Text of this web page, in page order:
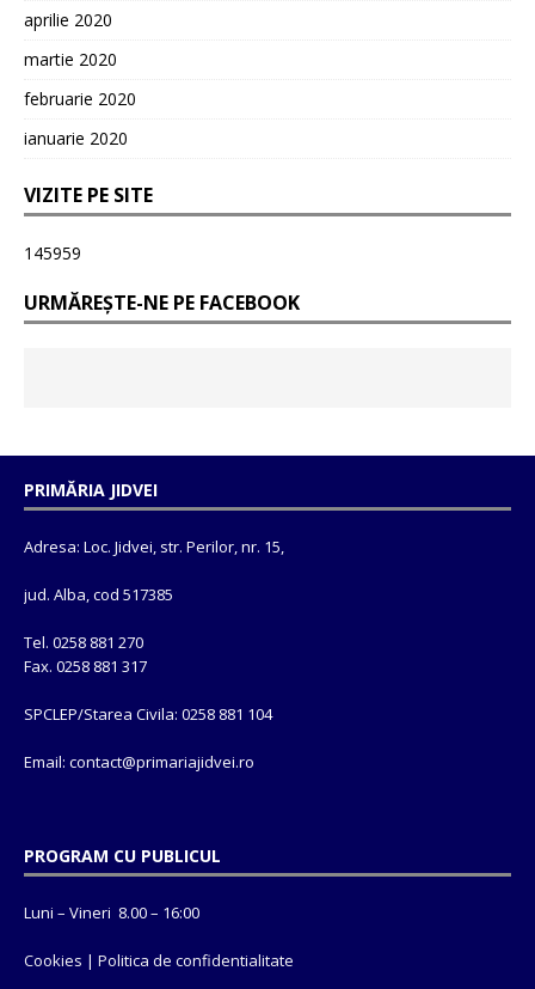
aprilie 2020
martie 2020
februarie 2020
ianuarie 2020
VIZITE PE SITE
145959
URMĂREȘTE-NE PE FACEBOOK
PRIMĂRIA JIDVEI
Adresa: Loc. Jidvei, str. Perilor, nr. 15,
jud. Alba, cod 517385
Tel. 0258 881 270
Fax. 0258 881 317
SPCLEP/Starea Civila: 0258 881 104
Email: contact@primariajidvei.ro
PROGRAM CU PUBLICUL
Luni – Vineri 8.00 – 16:00
Cookies | Politica de confidentialitate